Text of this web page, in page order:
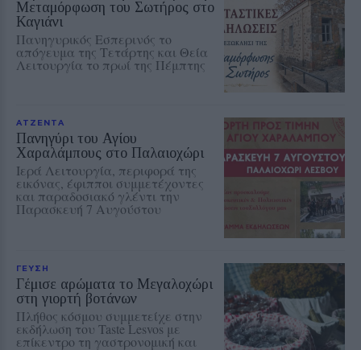
Μεταμόρφωση του Σωτήρος στο
Καγιάνι
Πανηγυρικός Εσπερινός το
απόγευμα της Τετάρτης και Θεία
Λειτουργία το πρωί της Πέμπτης
ΑΤΖΕΝΤΑ
Πανηγύρι του Αγίου
Χαραλάμπους στο Παλαιοχώρι
Ιερά Λειτουργία, περιφορά της
εικόνας, έφιπποι συμμετέχοντες
και παραδοσιακό γλέντι την
Παρασκευή 7 Αυγούστου
ΓΕΥΣΗ
Γέμισε αρώματα το Μεγαλοχώρι
στη γιορτή βοτάνων
Πλήθος κόσμου συμμετείχε στην
εκδήλωση του Taste Lesvos με
επίκεντρο τη γαστρονομική και